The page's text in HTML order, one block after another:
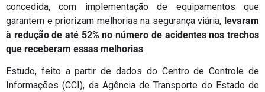
concedida, com implementação de equipamentos que
garantem e priorizam melhorias na segurança viária, levaram
à redução de até 52% no número de acidentes nos trechos
que receberam essas melhorias.
Estudo, feito a partir de dados do Centro de Controle de
Informações (CCI), da Agência de Transporte do Estado de